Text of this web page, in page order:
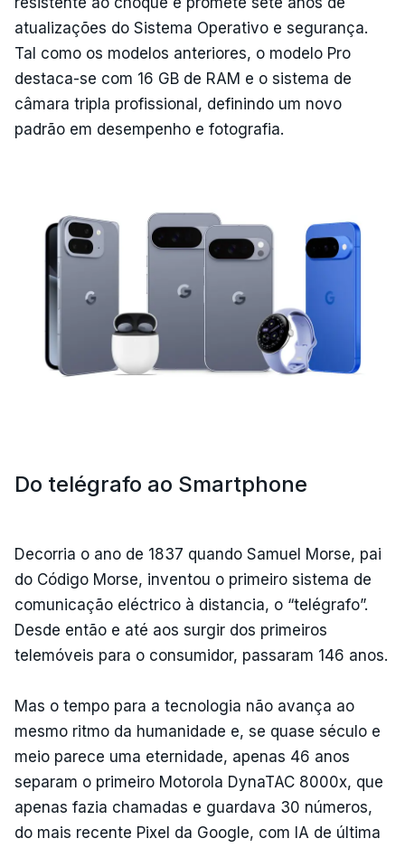
atualizações do Sistema Operativo e segurança.
Tal como os modelos anteriores, o modelo Pro
destaca-se com 16 GB de RAM e o sistema de
câmara tripla profissional, definindo um novo
padrão em desempenho e fotografia.
Do telégrafo ao Smartphone
Decorria o ano de 1837 quando Samuel Morse, pai
do Código Morse, inventou o primeiro sistema de
comunicação eléctrico à distancia, o “telégrafo”.
Desde então e até aos surgir dos primeiros
telemóveis para o consumidor, passaram 146 anos.
Mas o tempo para a tecnologia não avança ao
mesmo ritmo da humanidade e, se quase século e
meio parece uma eternidade, apenas 46 anos
separam o primeiro Motorola DynaTAC 8000x, que
apenas fazia chamadas e guardava 30 números,
do mais recente Pixel da Google, com IA de última